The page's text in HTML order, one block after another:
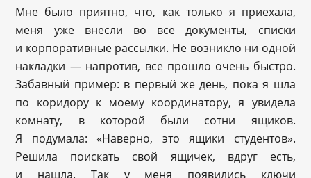
Мне было приятно, что, как только я приехала,
меня уже внесли во все документы, списки
и корпоративные рассылки. Не возникло ни одной
накладки — напротив, все прошло очень быстро.
Забавный пример: в первый же день, пока я шла
по коридору к моему координатору, я увидела
комнату, в которой были сотни ящиков.
Я подумала: «Наверно, это ящики студентов».
Решила поискать свой ящичек, вдруг есть,
и нашла. Так у меня появились ключи